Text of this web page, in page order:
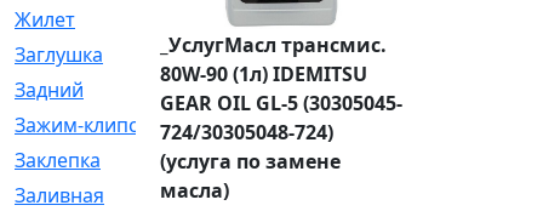
Жилет
[1]
Заглушка
[21]
Задний
[528]
Зажим-клипса
[1]
Заклепка
[1]
Заливная
_УслугМасл трансмис.
80W-90 (1л) IDEMITSU
GEAR OIL GL-5 (30305045-
724/30305048-724)
(услуга по замене
масла)